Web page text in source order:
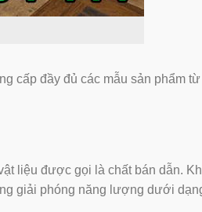
cấp đầy đủ các mẫu sản phẩm
liệu được gọi là chất bán dẫn.
giải phóng năng lượng dưới